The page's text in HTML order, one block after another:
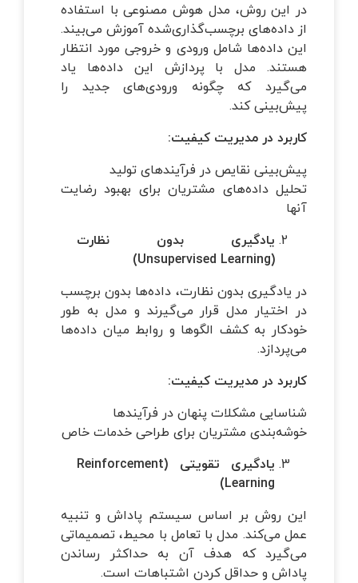
در این روش، مدل هوش مصنوعی با استفاده
از داده‌های برچسب‌گذاری‌شده آموزش می‌بیند.
این داده‌ها شامل ورودی و خروجی مورد انتظار
هستند. مدل با پردازش این داده‌ها یاد
می‌گیرد که چگونه ورودی‌های جدید را
پیش‌بینی کند.
کاربرد در مدیریت کیفیت:
پیش‌بینی نقایص در فرآیندهای تولید
تحلیل داده‌های مشتریان برای بهبود رضایت
آنها
یادگیری بدون نظارت
(Unsupervised Learning)
در یادگیری بدون نظارت، داده‌ها بدون برچسب
در اختیار مدل قرار می‌گیرند و مدل به طور
خودکار به کشف الگوها و روابط میان داده‌ها
می‌پردازد.
کاربرد در مدیریت کیفیت:
شناسایی مشکلات پنهان در فرآیندها
خوشه‌بندی مشتریان برای طراحی خدمات خاص
یادگیری تقویتی
(Reinforcement
Learning)
این روش بر اساس سیستم پاداش و تنبیه
عمل می‌کند. مدل با تعامل با محیط، تصمیماتی
می‌گیرد که هدف آن به حداکثر رساندن
پاداش و حداقل کردن اشتباهات است.